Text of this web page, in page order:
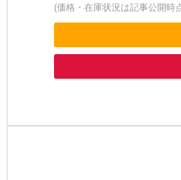
(価格・在庫状況は記事公開時